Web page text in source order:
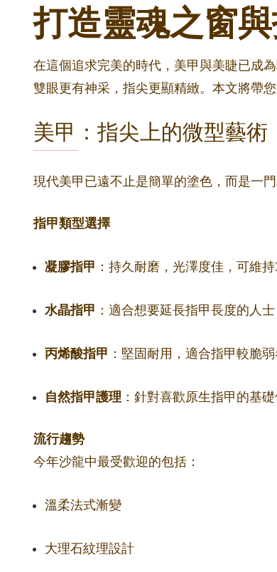
打造靈魂之窗
在這個追求完美的時代，美甲與美睫已成
雙眼更有神采，指尖更顯精緻。本文將帶
美甲：指尖上的微型藝術
現代美甲已遠不止是簡單的塗色，而是一
指甲類型選擇
凝膠指甲 ：持久耐磨，光澤度佳，可維持
水晶指甲 ：適合想要延長指甲長度的人士
丙烯酸指甲 ：堅固耐用，適合指甲較脆
自然指甲護理 ：針對喜歡原生指甲的基
流行趨勢
今年沙龍中最受歡迎的包括：
溫柔法式漸變
大理石紋理設計